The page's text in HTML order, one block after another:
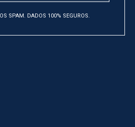
SPAM. DADOS 100% SEGUROS.